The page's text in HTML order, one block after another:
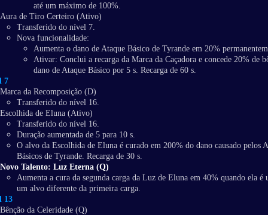
até um máximo de 100%.
Aura de Tiro Certeiro (Ativo)
Transferido do nível 7.
Nova funcionalidade:
Aumenta o dano de Ataque Básico de Tyrande em 20%
Ativar: Conclui a recarga da Marca da Caçadora e concede 20% de
dano de Ataque Básico por 5 s. Recarga de 60 s.
7
Marca da Recomposição (D)
Transferido do nível 16.
Escolhida de Eluna (Ativo)
Transferido do nível 16.
Duração aumentada de 5 para 10 s.
O alvo da Escolhida de Eluna é curado em 200% do dano causado pelos
Básicos de Tyrande. Recarga de 30 s.
Novo Talento: Luz Eterna (Q)
Aumenta a cura da segunda carga da Luz de Eluna em 40% quando ela é
um alvo diferente da primeira carga.
13
Bênção da Celeridade (Q)